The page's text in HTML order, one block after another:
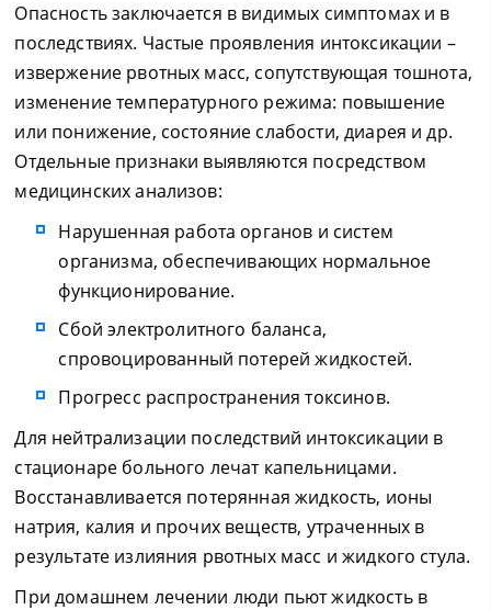
Опасность заключается в видимых симптомах и в
последствиях. Частые проявления интоксикации –
извержение рвотных масс, сопутствующая тошнота,
изменение температурного режима: повышение
или понижение, состояние слабости, диарея и др.
Отдельные признаки выявляются посредством
медицинских анализов:
Нарушенная работа органов и систем
организма, обеспечивающих нормальное
функционирование.
Сбой электролитного баланса,
спровоцированный потерей жидкостей.
Прогресс распространения токсинов.
Для нейтрализации последствий интоксикации в
стационаре больного лечат капельницами.
Восстанавливается потерянная жидкость, ионы
натрия, калия и прочих веществ, утраченных в
результате излияния рвотных масс и жидкого стула.
При домашнем лечении люди пьют жидкость в